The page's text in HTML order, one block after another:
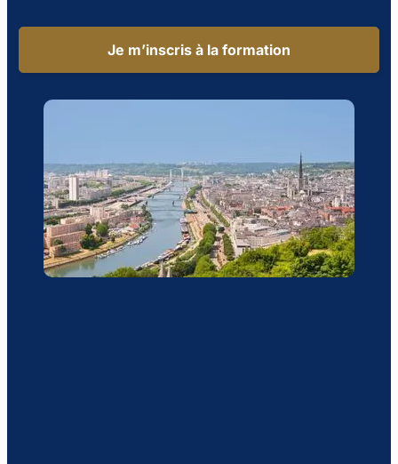
Je m’inscris à la formation